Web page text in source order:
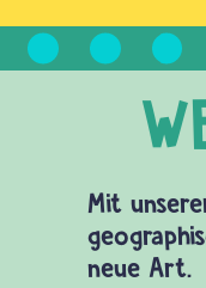
Mit
neue Art.